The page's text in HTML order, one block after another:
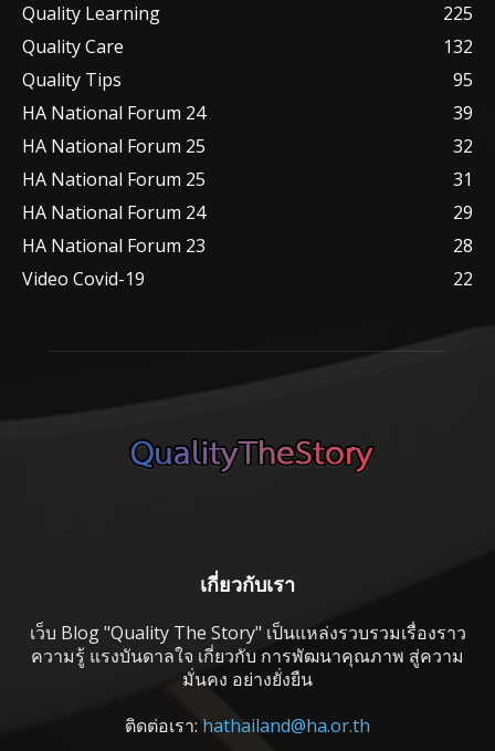
Quality Learning
225
Quality Care
132
Quality Tips
95
HA National Forum 24
39
HA National Forum 25
32
HA National Forum 25
31
HA National Forum 24
29
HA National Forum 23
28
Video Covid-19
22
เกี่ยวกับเรา
เว็บ Blog "Quality The Story" เป็นแหล่งรวบรวมเรื่องราว
ความรู้ แรงบันดาลใจ เกี่ยวกับ การพัฒนาคุณภาพ สู่ความ
มั่นคง อย่างยั่งยืน
ติดต่อเรา: hathailand@ha.or.th